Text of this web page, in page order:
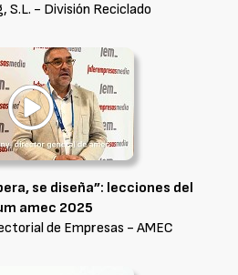
S.L. - División Reciclado
se diseña”: lecciones del
amec 2025
de Empresas - AMEC